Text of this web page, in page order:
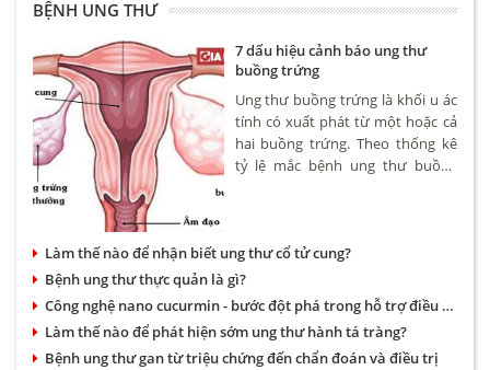
BỆNH UNG THƯ
7 dấu hiệu cảnh báo ung thư
buồng trứng
Ung thư buồng trứng là khối u ác
tính có xuất phát từ một hoặc cả
hai buồng trứng. Theo thống kê
tỷ lệ mắc bệnh ung thư buồng
phụ nữ trên 50.
Làm thế nào để nhận biết ung thư cổ tử cung?
Bệnh ung thư thực quản là gì?
Công nghệ nano cucurmin - bước đột phá trong hỗ trợ điều trị bệnh dạ dày và ung thư
Làm thế nào để phát hiện sớm ung thư hành tá tràng?
Bệnh ung thư gan từ triệu chứng đến chẩn đoán và điều trị